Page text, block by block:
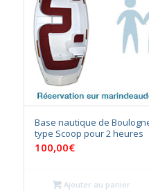
Base nautique de
type Scoop pour 2 heures
100,00€
Ajouter au panier